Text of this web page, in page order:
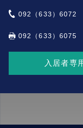
092（633）6072
092（633）6075
入居者専